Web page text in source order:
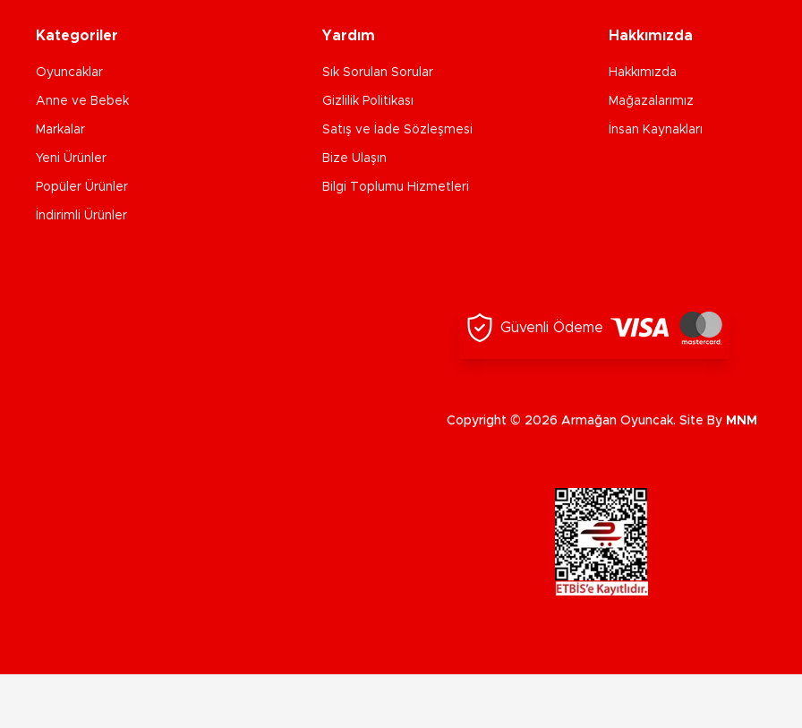
Kategoriler
Oyuncaklar
Anne ve Bebek
Markalar
Yeni Ürünler
Popüler Ürünler
İndirimli Ürünler
Yardım
Sık Sorulan Sorular
Gizlilik Politikası
Satış ve İade Sözleşmesi
Bize Ulaşın
Bilgi Toplumu Hizmetleri
Hakkımızda
Hakkımızda
Mağazalarımız
İnsan Kaynakları
Güvenli Ödeme
Copyright © 2026 Armağan Oyuncak. Site By MNM